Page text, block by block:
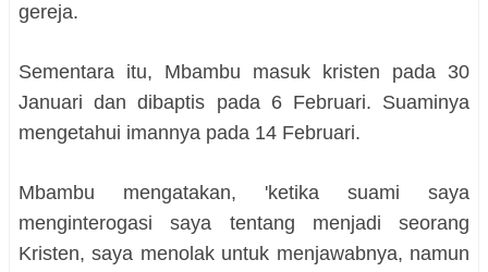
gereja.
Sementara itu, Mbambu masuk kristen pada 30
Januari dan dibaptis pada 6 Februari. Suaminya
mengetahui imannya pada 14 Februari.
Mbambu mengatakan, 'ketika suami saya
menginterogasi saya tentang menjadi seorang
Kristen, saya menolak untuk menjawabnya, namun